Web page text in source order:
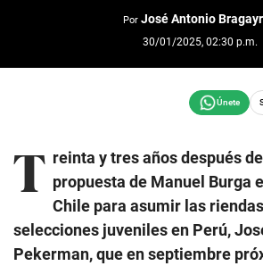
Por José Antonio
30/01/2025, 02:30 p.m.
T reinta y tres años después
propuesta de Manuel Burga
Chile para asumir las
selecciones juveniles en Perú,
Pekerman, que en septiembre